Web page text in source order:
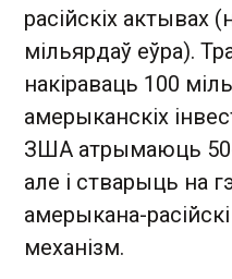
расійскіх актывах
мільярдаў еўра).
накіраваць 100
амерыканскіх
ЗША атрымаюць
але і стварыць на
амерыкана-
механізм.